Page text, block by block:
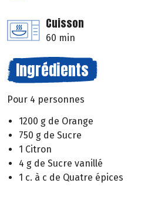
Cuisson
60 min
Ingrédients
Pour 4 personnes
1200 g de Orange
750 g de Sucre
1 Citron
4 g de Sucre vanillé
1 c. à c de Quatre épices